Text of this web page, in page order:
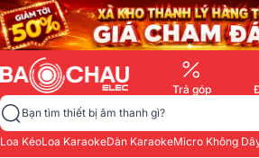
Trả góp
Bạn tìm thiết bị âm thanh gì?
Loa KéoLoa KaraokeDàn KaraokeMicro Không